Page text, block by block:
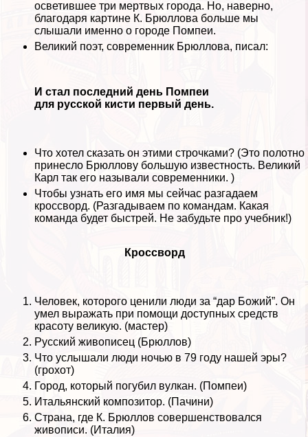
осветившее три мертвых города. Но, наверно,
благодаря картине К. Брюллова больше мы
слышали именно о городе Помпеи.
Великий поэт, современник Брюллова, писал:
И стал последний день Помпеи
для русской кисти первый день.
Что хотел сказать он этими строчками? (Это полотно
принесло Брюллову большую известность. Великий
Карл так его называли современники. )
Чтобы узнать его имя мы сейчас разгадаем
кроссворд. (Разгадываем по комaндам. Какая
комaнда будет быстрей. Не забудьте про учебник!)
Кроссворд
Человек, которого ценили люди за “дар Божий”. Он
умел выражать при помощи доступных средств
красоту великую. (мастер)
Русский живописец (Брюллов)
Что услышали люди ночью в 79 году нашей эры?
(грохот)
Город, который погубил вулкан. (Помпеи)
Итальянский композитор. (Пачини)
Страна, где К. Брюллов совершенствовался
живописи. (Италия)